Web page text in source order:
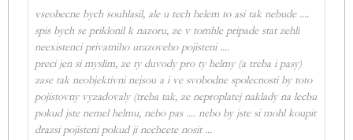
vseobecne bych souhlasil, ale u tech helem to asi tak nebude ....
spis bych se priklonil k nazoru, ze v tomhle pripade stat zehli
neexistenci privatniho urazoveho pojisteni ....
preci jen si myslim, ze ty duvody pro ty helmy (a treba i pasy)
zase tak neobjektivni nejsou a i ve svobodne spolecnosti by toto
pojistovny vyzadovaly (treba tak, ze neproplatej naklady na lecbu
pokud jste nemel helmu, nebo pas .... nebo by jste si mohl koupit
drazsi pojisteni pokud ji nechcete nosit ...